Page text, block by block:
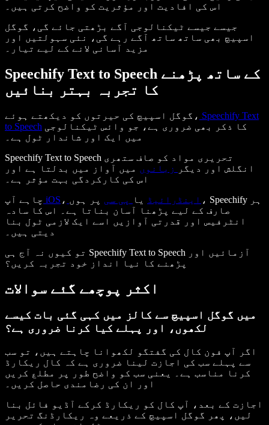
جیسے جیسے ٹیکنالوجی آگے بڑھتی جائے گی، گوگل
اسپیچ بھی ساتھ ساتھ آگے رہے گی، نئی سہولتیں اور
مزید آسانی لانے کے لیے تیار۔
Speechify Text to Speech کے ساتھ پڑھنے
کا تجربہ بہتر بنائیں
گوگل اسپیچ کی حیرتوں کو دیکھتے ہوئے، Speechify Text
to Speech
Speechify Text to Speech تحریری مواد کو صاف ستھری
انگلش اور دیگر
زبانوں میں آواز میں بدلتا ہے اور
چاہے آپ iOS ، اینڈرائیڈ یا پی سی پر ہوں، Speechify ہر
صارف کے لیے پڑھنا آسان بناتا ہے۔ اس کا سادہ
انٹرفیس اور قدرتی آوازیں اسے ایک لازمی ٹول بنا
تو کیوں نہ آج ہی Speechify Text to Speech آزمائیں اور
پڑھنے کا نیا انداز خود تجربہ کریں؟
اکثر پوچھے گئے سوالات
میں گوگل اسپیچ سے کالز میں کہی گئی بات کیسے
لکھوں، اور پہلے کیا کرنا ضروری ہے؟
اگر آپ فون کال کی گفتگو لکھوانا چاہتے ہیں، تو سب
سے پہلے سب کی اجازت لینا ضروری ہے کہ کال ریکارڈ
کرنا مناسب ہے۔ یعنی سب کو واضح طور پر مطلع کریں
اجازت کے بعد، آپ کال کو ریکارڈ کرکے آڈیو فائل بنا
لیں، پھر گوگل اسپیچ کے ذریعے وہ ریکارڈنگ تحریر